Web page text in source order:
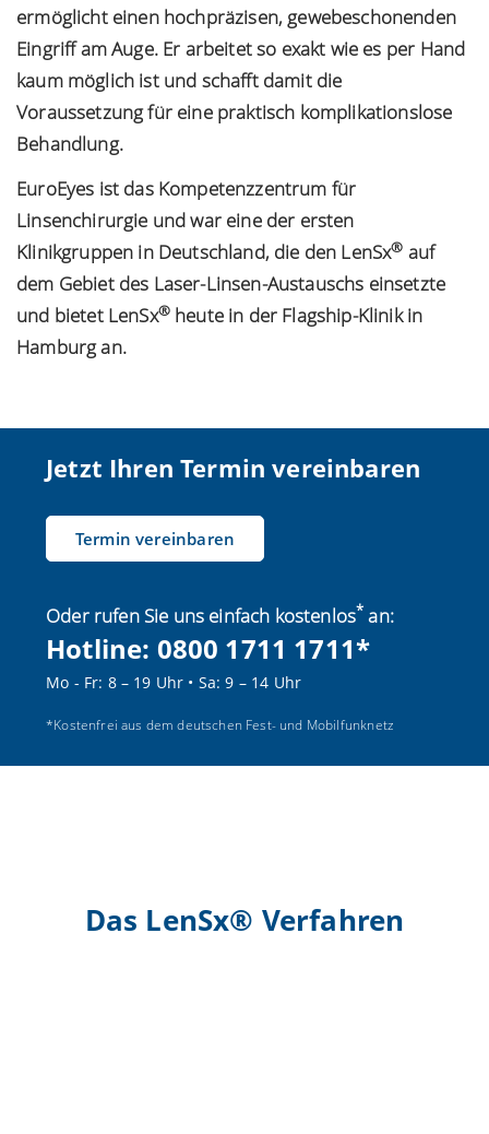
ermöglicht einen hochpräzisen, gewebeschonenden
Eingriff am Auge. Er arbeitet so exakt wie es per Hand
kaum möglich ist und schafft damit die
Voraussetzung für eine praktisch komplikationslose
Behandlung.
EuroEyes ist das Kompetenzzentrum für
Linsenchirurgie und war eine der ersten
Klinikgruppen in Deutschland, die den LenSx® auf
dem Gebiet des Laser-Linsen-Austauschs einsetzte
und bietet LenSx®heute in der Flagship-Klinik in
Hamburg an.
Jetzt Ihren Termin vereinbaren
Termin vereinbaren
Oder rufen Sie uns einfach kostenlos* an:
Hotline: 0800 1711 1711*
Mo - Fr: 8 – 19 Uhr • Sa:9 – 14 Uhr
*Kostenfrei aus dem deutschen Fest- und Mobilfunknetz
Das LenSx® Verfahren